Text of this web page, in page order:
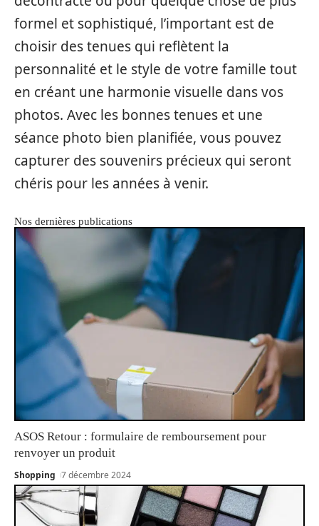
formel et sophistiqué, l’important est de
choisir des tenues qui reflètent la
personnalité et le style de votre famille tout
en créant une harmonie visuelle dans vos
photos. Avec les bonnes tenues et une
séance photo bien planifiée, vous pouvez
capturer des souvenirs précieux qui seront
chéris pour les années à venir.
Nos dernières publications
ASOS Retour : formulaire de remboursement pour
renvoyer un produit
Shopping 7 décembre 2024